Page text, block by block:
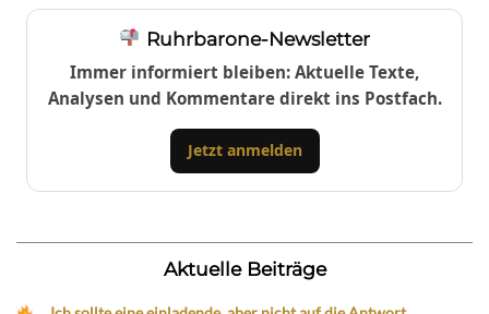
Ruhrbarone-Newsletter
Immer informiert bleiben: Aktuelle Texte,
Analysen und Kommentare direkt ins Postfach.
Jetzt anmelden
Aktuelle Beiträge